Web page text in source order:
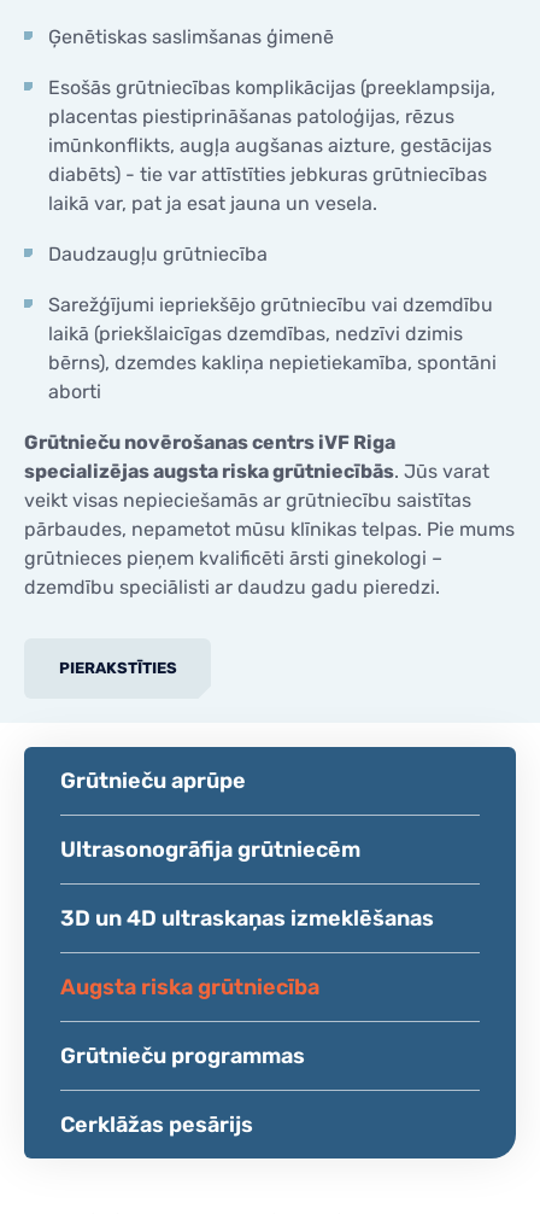
Ģenētiskas saslimšanas ģimenē
Esošās grūtniecības komplikācijas (preeklampsija,
placentas piestiprināšanas patoloģijas, rēzus
imūnkonflikts, augļa augšanas aizture, gestācijas
diabēts) - tie var attīstīties jebkuras grūtniecības
laikā var, pat ja esat jauna un vesela.
Daudzaugļu grūtniecība
Sarežģījumi iepriekšējo grūtniecību vai dzemdību
laikā (priekšlaicīgas dzemdības, nedzīvi dzimis
bērns), dzemdes kakliņa nepietiekamība, spontāni
aborti
Grūtnieču novērošanas centrs iVF Riga
specializējas augsta riska grūtniecībās. Jūs varat
veikt visas nepieciešamās ar grūtniecību saistītas
pārbaudes, nepametot mūsu klīnikas telpas. Pie mums
grūtnieces pieņem kvalificēti ārsti ginekologi –
dzemdību speciālisti ar daudzu gadu pieredzi.
PIERAKSTĪTIES
Grūtnieču aprūpe
Ultrasonogrāfija grūtniecēm
3D un 4D ultraskaņas izmeklēšanas
Augsta riska grūtniecība
Grūtnieču programmas
Cerklāžas pesārijs